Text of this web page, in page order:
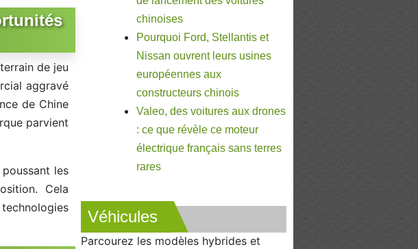
de jeu
aggravé
de Chine
parvient
les
Cela
chinoises
Pourquoi Ford, Stellantis et
Nissan ouvrent leurs usines
européennes aux
constructeurs chinois
Valeo, des voitures aux drones
: ce que révèle ce moteur
électrique français sans terres
rares
Véhicules
Parcourez les modèles hybrides et